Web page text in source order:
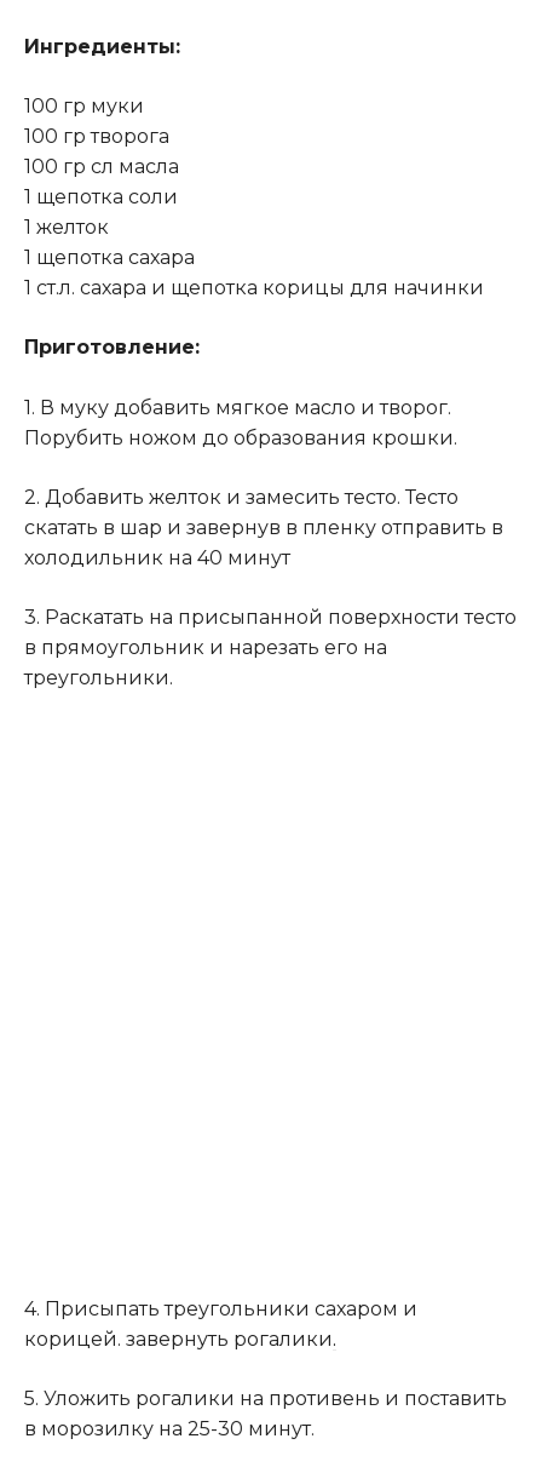
Ингредиенты:
100 гр муки
100 гр творога
100 гр сл масла
1 щепотка соли
1 желток
1 щепотка сахара
1 ст.л. сахара и щепотка корицы для начинки
Приготовление:
1. В муку добавить мягкое масло и творог.
Порубить ножом до образования крошки.
2. Добавить желток и замесить тесто. Тесто
скатать в шар и завернув в пленку отправить в
холодильник на 40 минут
3. Раскатать на присыпанной поверхности тесто
в прямоугольник и нарезать его на
треугольники.
4. Присыпать треугольники сахаром и
корицей. завернуть рогалики.
5. Уложить рогалики на противень и поставить
в морозилку на 25-30 минут.